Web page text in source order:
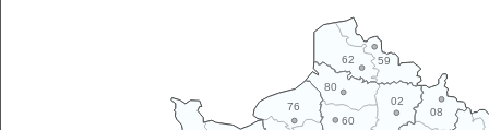
59
60
62
02
08
76
80